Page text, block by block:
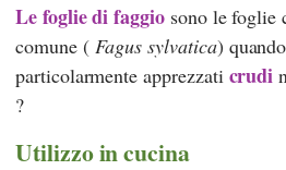
Le foglie di faggiosono le foglie
comune ( Fagus sylvatica)
particolarmente apprezzati crudi
?
Utilizzo in cucina